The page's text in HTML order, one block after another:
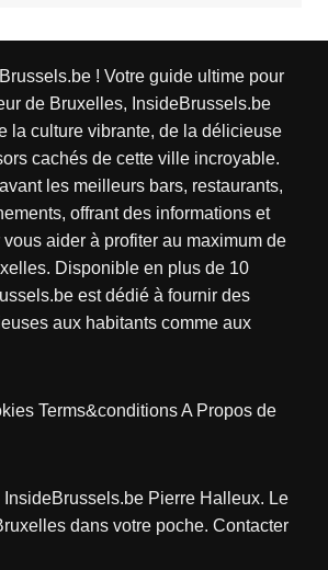
! Votre guide ultime pour
de Bruxelles, InsideBrussels.be
la culture vibrante, de la délicieuse
cachés de cette ville incroyable.
les meilleurs bars, restaurants,
offrant des informations et
aider à profiter au maximum de
Disponible en plus de 10
est dédié à fournir des
aux habitants comme aux
Terms&conditionsA Propos de
Pierre Halleux. Le
dans votre poche. Contacter